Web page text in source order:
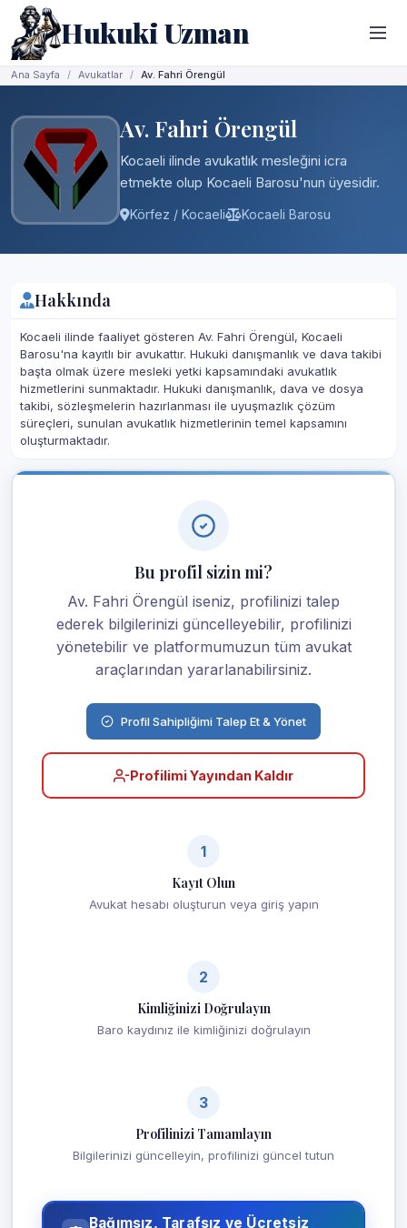
Hukuki Uzman
Ana Sayfa Avukatlar Av. Fahri Örengül
Av. Fahri Örengül
Kocaeli ilinde avukatlık mesleğini icra
etmekte olup Kocaeli Barosu'nun üyesidir.
Körfez / Kocaeli Kocaeli Barosu
Hakkında
Kocaeli ilinde faaliyet gösteren Av. Fahri Örengül, Kocaeli
Barosu'na kayıtlı bir avukattır. Hukuki danışmanlık ve dava takibi
başta olmak üzere mesleki yetki kapsamındaki avukatlık
hizmetlerini sunmaktadır. Hukuki danışmanlık, dava ve dosya
takibi, sözleşmelerin hazırlanması ile uyuşmazlık çözüm
süreçleri, sunulan avukatlık hizmetlerinin temel kapsamını
oluşturmaktadır.
Bu profil sizin mi?
Av. Fahri Örengül iseniz, profilinizi talep
ederek bilgilerinizi güncelleyebilir, profilinizi
yönetebilir ve platformumuzun tüm avukat
araçlarından yararlanabilirsiniz.
Profil Sahipliğimi Talep Et & Yönet
Profilimi Yayından Kaldır
1
Kayıt Olun
Avukat hesabı oluşturun veya giriş yapın
2
Kimliğinizi Doğrulayın
Baro kaydınız ile kimliğinizi doğrulayın
3
Profilinizi Tamamlayın
Bilgilerinizi güncelleyin, profilinizi güncel tutun
Bağımsız, Tarafsız ve Ücretsiz